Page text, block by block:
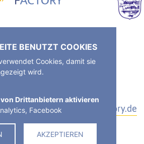
a. d. Lahn
968-234
BENUTZT COOKIES
Cookies, damit sie
wird.
Drittanbietern aktivieren
Facebook
AKZEPTIEREN